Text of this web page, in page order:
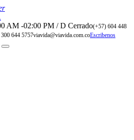
AM -02:00 PM / D Cerrado(+57) 604 448
644 5757viavida@viavida.com.coEscribenos